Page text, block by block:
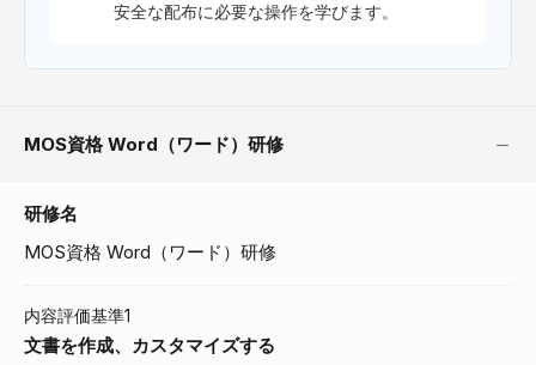
安全な配布に必要な操作を学びます。
MOS資格 Word（ワード）研修
研修名
MOS資格 Word（ワード）研修
内容評価基準1
文書を作成、カスタマイズする